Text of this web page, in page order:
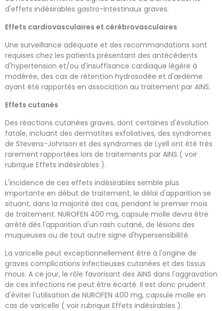
d'effets indésirables gastro-intestinaux graves.
Effets cardiovasculaires et cérébrovasculaires
Une surveillance adéquate et des recommandations sont
requises chez les patients présentant des antécédents
d'hypertension et/ou d'insuffisance cardiaque légère à
modérée, des cas de rétention hydrosodée et d'œdème
ayant été rapportés en association au traitement par AINS.
Effets cutanés
Des réactions cutanées graves, dont certaines d'évolution
fatale, incluant des dermatites exfoliatives, des syndromes
de Stevens-Johnson et des syndromes de Lyell ont été très
rarement rapportées lors de traitements par AINS ( voir
rubrique Effets indésirables ).
L'incidence de ces effets indésirables semble plus
importante en début de traitement, le délai d'apparition se
situant, dans la majorité des cas, pendant le premier mois
de traitement. NUROFEN 400 mg, capsule molle devra être
arrêté dès l'apparition d'un rash cutané, de lésions des
muqueuses ou de tout autre signe d'hypersensibilité.
La varicelle peut exceptionnellement être à l'origine de
graves complications infectieuses cutanées et des tissus
mous. A ce jour, le rôle favorisant des AINS dans l'aggravation
de ces infections ne peut être écarté. Il est donc prudent
d'éviter l'utilisation de NUROFEN 400 mg, capsule molle en
cas de varicelle ( voir rubrique Effets indésirables ).